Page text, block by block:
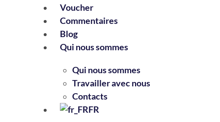
Voucher
Commentaires
Blog
Qui nous sommes
Qui nous sommes
Travailler avec nous
Contacts
FR